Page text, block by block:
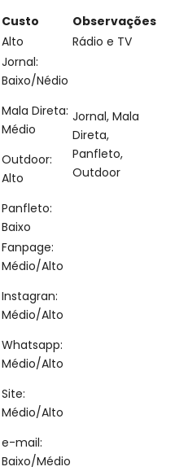
Custo
Observações
Alto Rádio e TV
Jornal:
Baixo/Nédio
Mala Direta:
Médio
Outdoor:
Alto
Panfleto:
Baixo
Jornal, Mala
Direta,
Panfleto,
Outdoor
Fanpage:
Médio/Alto
Instagran:
Médio/Alto
Whatsapp:
Médio/Alto
Site:
Médio/Alto
e-mail:
Baixo/Médio